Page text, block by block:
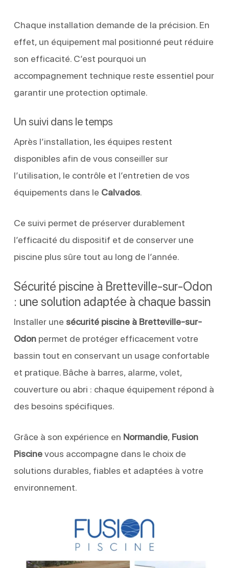
Chaque installation demande de la précision. En
effet, un équipement mal positionné peut réduire
son efficacité. C’est pourquoi un
accompagnement technique reste essentiel pour
garantir une protection optimale.
Un suivi dans le temps
Après l’installation, les équipes restent
disponibles afin de vous conseiller sur
l’utilisation, le contrôle et l’entretien de vos
équipements dans le Calvados.
Ce suivi permet de préserver durablement
l’efficacité du dispositif et de conserver une
piscine plus sûre tout au long de l’année.
Sécurité piscine à Bretteville-sur-Odon
: une solution adaptée à chaque bassin
Installer une sécurité piscine à Bretteville-sur-
Odonpermet de protéger efficacement votre
bassin tout en conservant un usage confortable
et pratique. Bâche à barres, alarme, volet,
couverture ou abri : chaque équipement répond à
des besoins spécifiques.
Grâce à son expérience en Normandie, Fusion
Piscinevous accompagne dans le choix de
solutions durables, fiables et adaptées à votre
environnement.